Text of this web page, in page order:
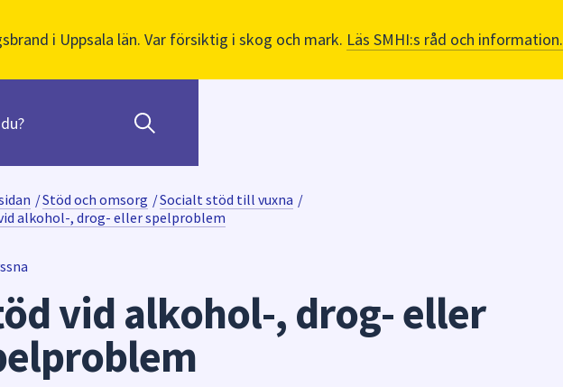
i Uppsala län. Var försiktig i skog och mark. Läs SMHI:s råd och information.
/Stöd och omsorg /Socialt stöd till vuxna /
alkohol-, drog- eller spelproblem
vid alkohol-, drog- eller